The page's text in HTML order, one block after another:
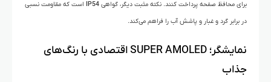
برای محافظ صفحه پرداخت کنند. نکته مثبت دیگر، گواهی IP54 است که مقاومت نسبی
در برابر گرد و غبار و پاشش آب را فراهم می‌کند.
نمایشگر؛ SUPER AMOLED اقتصادی با رنگ‌های
جذاب